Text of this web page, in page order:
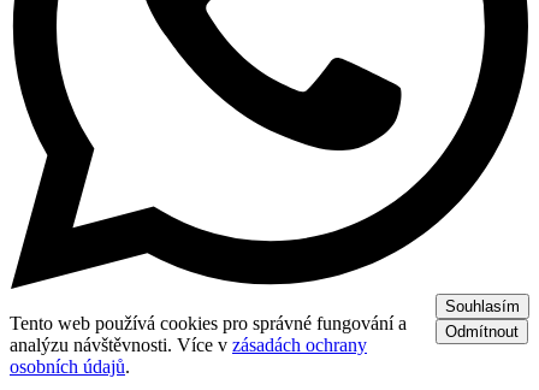
Tento web používá cookies pro správné fungování a
analýzu návštěvnosti. Více v zásadách ochrany
osobních údajů.
Souhlasím
Odmítnout